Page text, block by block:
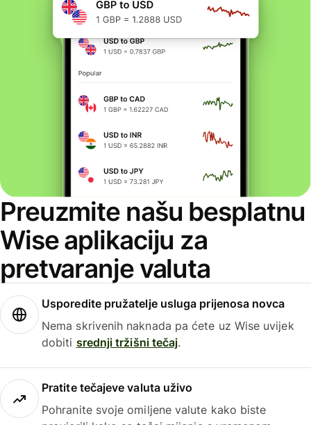
Preuzmite našu besplatnu
Wise aplikaciju za
pretvaranje valuta
Usporedite pružatelje usluga prijenosa novca
Nema skrivenih naknada pa ćete uz Wise uvijek
dobiti srednji tržišni tečaj.
Pratite tečajeve valuta uživo
Pohranite svoje omiljene valute kako biste